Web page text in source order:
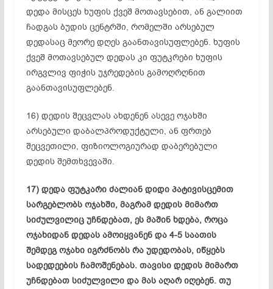
დედა მისცეს ხუფის ქვეშ მოთავსებით, ან გალიით
ჩადგას ბუდის ცენტრში, რომელში არსებულ
დედასაც მეორე დღეს გაანთავისუფლებენ. ხუფის
ქვეშ მოთავსებულ დედას კი ფუტკრები ხუფის
ირგვლივ ფიჭის უჯრედების გამოღრღნით
გაანთავისუფლებენ.
16) დედის შეცვლას ახდენენ ასევე ოჯახში
არსებული დაბალპროდუქტული, ან ფრთებ
შეცვეთილი, ფიზიოლოგიურად დაბერებული
დედის შემთხვევაში.
17) დედა ფუტკარი ძალიან დიდი პატივისცემით
სარგებლობს ოჯახში, მაგრამ დედის მიმართ
სიძულვილიც უჩნდებათ, ეს მაშინ ხდება, როცა
ოჯახიდან დედას ამოიყვანენდა 4-5 საათის
შემდეგ ოჯახი იგრძნობს რა უდედობას, იწყებს
სადედეების ჩამოშენებას. თავისი დედის მიმართ
უჩნდებათ სიძულვილი და მას აღარ იღებენ. თუ